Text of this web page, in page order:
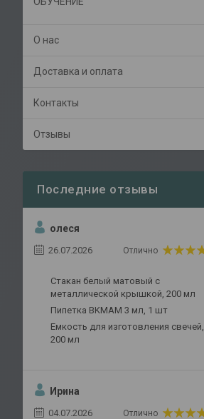
О нас
Доставка и оплата
Контакты
Отзывы
олеся
26.07.2026 Отлично
Стакан белый матовый с
металлической крышкой, 200 мл
Пипетка BKMAM 3 мл, 1 шт
Емкость для изготовления свечей,
200 мл
Ирина
04.07.2026 Отлично